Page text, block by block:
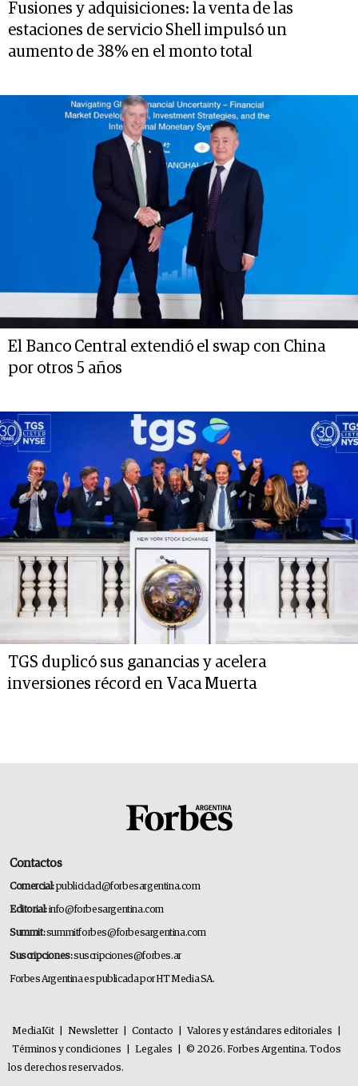
Fusiones y adquisiciones: la venta de las
estaciones de servicio Shell impulsó un
aumento de 38% en el monto total
El Banco Central extendió el swap con China
por otros 5 años
TGS duplicó sus ganancias y acelera
inversiones récord en Vaca Muerta
Contactos
Comercial:publicidad@forbesargentina.com
Editorial:info@forbesargentina.com
Summit:summitforbes@forbesargentina.com
Suscripciones:suscripciones@forbes.ar
Forbes Argentina es publicada por HT Media SA.
MediaKit Newsletter Contacto Valores y estándares editoriales
Términos y condiciones
Legales
© 2026. Forbes Argentina. Todos
los derechos reservados.